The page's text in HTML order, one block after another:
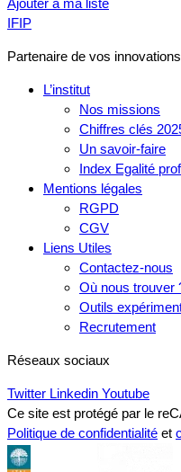
IFIP
Partenaire de vos innovations
L’institut
Nos missions
Chiffres clés
Un savoir-faire
Index Egalité
Mentions légales
RGPD
CGV
Liens Utiles
Contactez-nous
Où nous trouver
Outils
Recrutement
Réseaux sociaux
Twitter Linkedin Youtube
Ce site est protégé par le
Politique de confidentialité et